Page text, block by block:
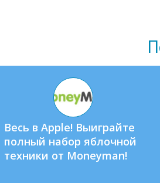
Весь в Apple! Выиграйте
полный набор яблочной
техники от Moneyman!